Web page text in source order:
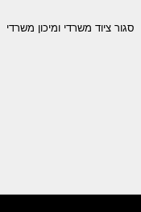
סגור ציוד משרדי ומיכון משרדי